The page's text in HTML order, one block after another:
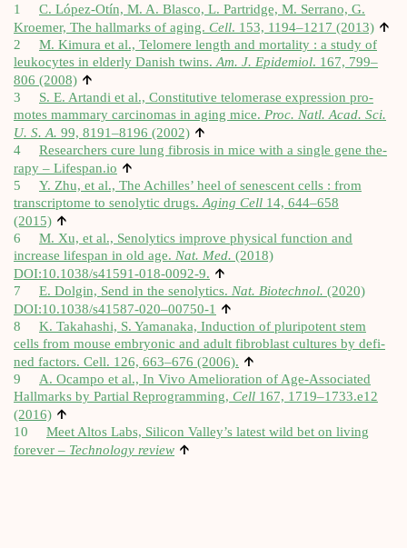
1
C. López-Otín, M. A. Blas­co, L. Par­tridge, M. Ser­ra­no, G.
Kroe­mer, The hall­marks of aging. Cell. 153, 1194–1217 (2013) ↑
2
M. Kimu­ra et al., Telo­mere length and mor­ta­li­ty : a stu­dy of
leu­ko­cytes in elder­ly Danish twins. Am. J. Epi­de­miol. 167, 799–
806 (2008) ↑
3
S. E. Artan­di et al., Consti­tu­tive telo­me­rase expres­sion pro­
motes mam­ma­ry car­ci­no­mas in aging mice. Proc. Natl. Acad. Sci.
U. S. A. 99, 8191–8196 (2002) ↑
4
Resear­chers cure lung fibro­sis in mice with a single gene the­
ra­py – Lifes​pan​.io ↑
5
Y. Zhu, et al., The Achilles’ heel of senes­cent cells : from
trans­crip­tome to seno­ly­tic drugs. Aging Cell 14, 644–658
(2015) ↑
6
M. Xu, et al., Seno­ly­tics improve phy­si­cal func­tion and
increase lifes­pan in old age. Nat. Med. (2018)
DOI:10.1038/s41591-018‑0092‑9. ↑
7 E. Dol­gin, Send in the seno­ly­tics. Nat. Bio­tech­nol. (2020)
DOI:10.1038/s41587-020–00750‑1 ↑
8
K. Taka­ha­shi, S. Yama­na­ka, Induc­tion of plu­ri­potent stem
cells from mouse embryo­nic and adult fibro­blast cultures by defi­
ned fac­tors. Cell. 126, 663–676 (2006). ↑
9
A. Ocam­po et al., In Vivo Ame­lio­ra­tion of Age-Asso­cia­ted
Hall­marks by Par­tial Repro­gram­ming, Cell 167, 1719–1733.e12
(2016) ↑
10
Meet Altos Labs, Sili­con Valley’s latest wild bet on living
fore­ver – Tech­no­lo­gy review ↑